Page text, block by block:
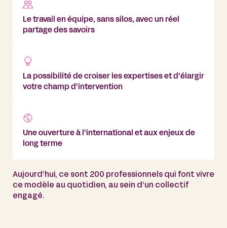
Le travail en équipe, sans silos, avec un réel
partage des savoirs
La possibilité de croiser les expertises et d’élargir
votre champ d’intervention
Une ouverture à l’international et aux enjeux de
long terme
Aujourd’hui, ce sont 200 professionnels qui font vivre
ce modèle au quotidien, au sein d’un collectif
engagé.